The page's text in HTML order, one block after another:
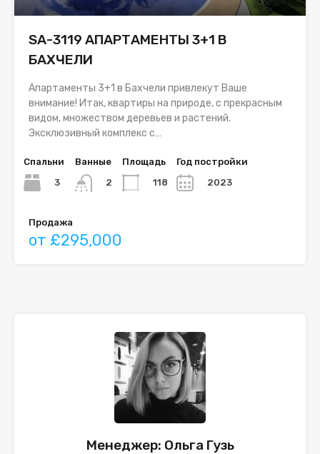
SA-3119 АПАРТАМЕНТЫ 3+1 В
БАХЧЕЛИ
Апартаменты 3+1 в Бахчели привлекут Ваше
внимание! Итак, квартиры на природе, с прекрасным
видом, множеством деревьев и растений.
Эксклюзивный комплекс с…
Спальни
3
Ванные
2
Площадь
118
Год постройки
2023
Продажа
от £295,000
Менеджер: Ольга Гузь